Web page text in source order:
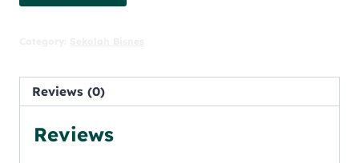
Reviews (0)
Reviews